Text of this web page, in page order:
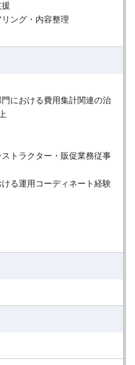
ング・内容整理
における費用集計関連の治
トラクター・販促業務従事
る運用コーディネート経験